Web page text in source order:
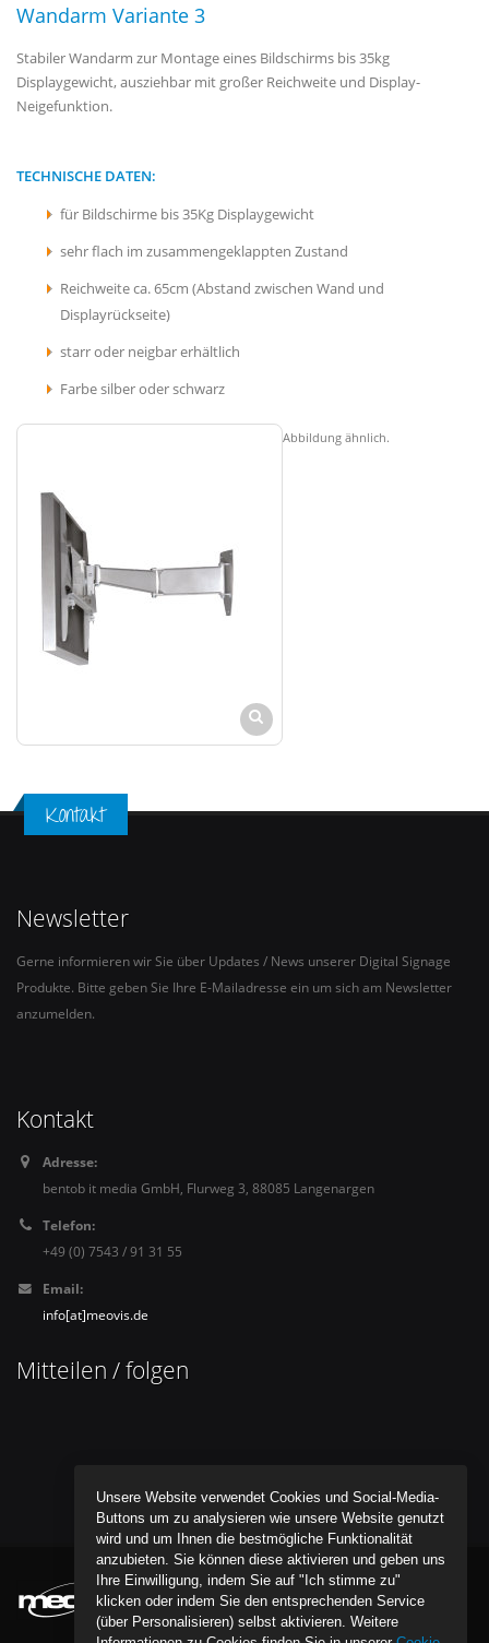
Wandarm Variante 3
Stabiler Wandarm zur Montage eines Bildschirms bis 35kg
Displaygewicht, ausziehbar mit großer Reichweite und Display-
Neigefunktion.
TECHNISCHE DATEN:
für Bildschirme bis 35Kg Displaygewicht
sehr flach im zusammengeklappten Zustand
Reichweite ca. 65cm (Abstand zwischen Wand und
Displayrückseite)
starr oder neigbar erhältlich
Farbe silber oder schwarz
Abbildung ähnlich.
Kontakt
Newsletter
Gerne informieren wir Sie über Updates / News unserer Digital Signage
Produkte. Bitte geben Sie Ihre E-Mailadresse ein um sich am Newsletter
anzumelden.
Kontakt
Adresse:
bentob it media GmbH, Flurweg 3, 88085 Langenargen
Telefon:
+49 (0) 7543 / 91 31 55
Email:
info[at]meovis.de
Mitteilen / folgen
Unsere Website verwendet Cookies und Social-Media-
Buttons um zu analysieren wie unsere Website genutzt
wird und um Ihnen die bestmögliche Funktionalität
anzubieten. Sie können diese aktivieren und geben uns
Ihre Einwilligung, indem Sie auf "Ich stimme zu"
klicken oder indem Sie den entsprechenden Service
(über Personalisieren) selbst aktivieren. Weitere